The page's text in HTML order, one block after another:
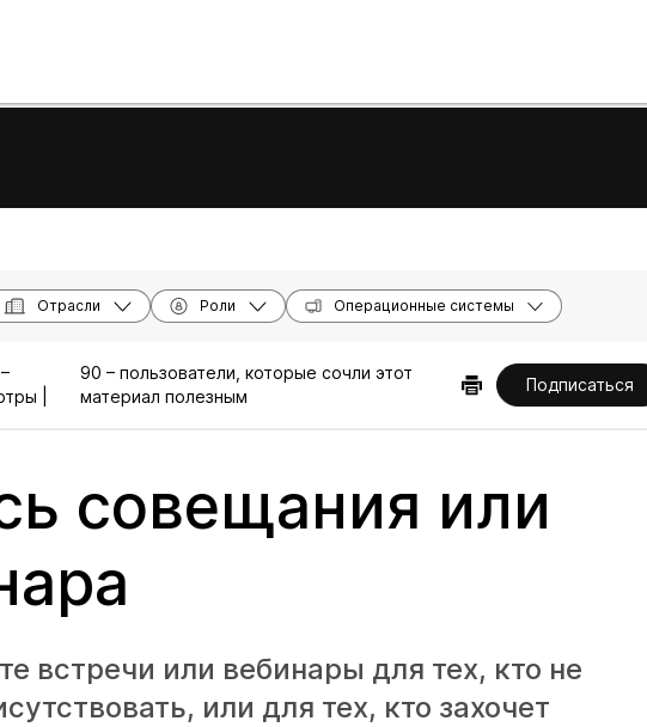
Отрасли Роли Операционные системы
|
90 – пользователи, которые сочли этот
материал полезным
Подписаться
совещания или
встречи или вебинары для тех, кто не
или для тех, кто захочет